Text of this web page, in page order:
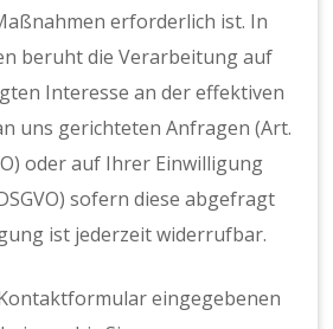
erforderlich ist. In
beruht die Verarbeitung auf
Interesse an der effektiven
uns gerichteten Anfragen (Art.
oder auf Ihrer Einwilligung
sofern diese abgefragt
ist jederzeit widerrufbar.
eingegebenen